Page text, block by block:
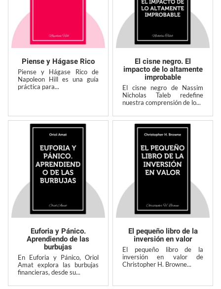
Piense y Hágase Rico
Piense y Hágase Rico de
Napoleon Hill es una guía
práctica para...
El cisne negro. El
impacto de lo altamente
improbable
El cisne negro de Nassim
Nicholas Taleb redefine
nuestra comprensión de lo...
Euforia y Pánico.
Aprendiendo de las
burbujas
En Euforia y Pánico, Oriol
Amat explora las burbujas
financieras, desde su...
El pequeño libro de la
inversión en valor
El pequeño libro de la
inversión en valor de
Christopher H. Browne...